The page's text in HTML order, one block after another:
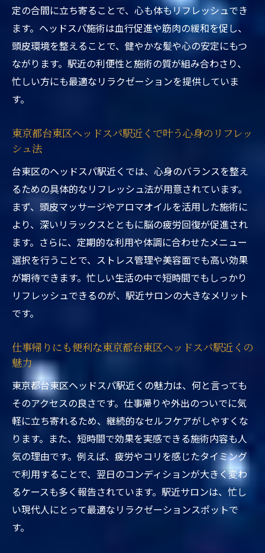
リフレッシュする方法
東京都台東区ヘッドスパ駅近くで癒しを実
感する過ごし方
東京都台東区ヘッドスパ駅近くのストレス
ケア最新事情
東京都台東区ヘッドスパ駅近くで自分に合
東京都台東区ヘッドスパ駅近くで自分に最
適な施術選びの工夫
東京都台東区ヘッドスパ駅近くの体験談か
ら学ぶ選び方
東京都台東区ヘッドスパ駅近くで迷わない
サロン比較ポイント
東京都台東区ヘッドスパ駅近くで初めてで
も安心な選び方
定の合間に立ち寄ることで、心も体もリフレッシュでき
ます。ヘッドスパ施術は血行促進や筋肉の緩和を促し、
頭皮環境を整えることで、健やかな髪や心の安定にもつ
ながります。駅近の利便性と施術の質が組み合わさり、
忙しい方にも最適なリラクゼーションを提供していま
す。
東京都台東区ヘッドスパ駅近くで叶う心身のリフレッ
シュ法
台東区のヘッドスパ駅近くでは、心身のバランスを整え
るための具体的なリフレッシュ法が用意されています。
まず、頭皮マッサージやアロマオイルを活用した施術に
より、深いリラックスとともに脳の疲労回復が促進され
ます。さらに、定期的な利用や体調に合わせたメニュー
選択を行うことで、ストレス管理や美容面でも高い効果
が期待できます。忙しい生活の中で短時間でもしっかり
リフレッシュできるのが、駅近サロンの大きなメリット
です。
仕事帰りにも便利な東京都台東区ヘッドスパ駅近くの
魅力
東京都台東区ヘッドスパ駅近くの魅力は、何と言っても
そのアクセスの良さです。仕事帰りや外出のついでに気
軽に立ち寄れるため、継続的なセルフケアがしやすくな
ります。また、短時間で効果を実感できる施術内容も人
気の理由です。例えば、疲労やコリを感じたタイミング
で利用することで、翌日のコンディションが大きく変わ
るケースも多く報告されています。駅近サロンは、忙し
い現代人にとって最適なリラクゼーションスポットで
す。